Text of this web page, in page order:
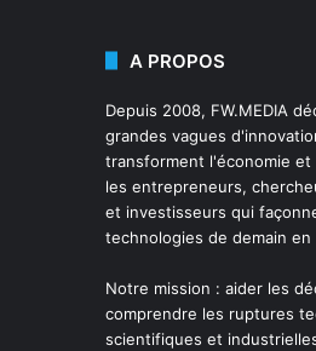
A PROPOS
Depuis 2008, FW.MEDIA
grandes vagues
transforment l'économie et
les entrepreneurs,
et investisseurs qui
technologies de demain en
Notre mission : aider les
comprendre les ruptures
scientifiques et